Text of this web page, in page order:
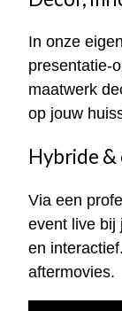
In onze
presentatie-
maatwerk
op jouw
Hybride &
Via een
event live bij
en
aftermovies.